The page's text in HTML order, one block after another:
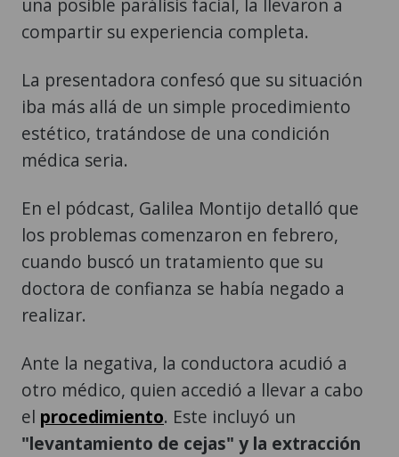
una posible parálisis facial, la llevaron a
compartir su experiencia completa.
La presentadora confesó que su situación
iba más allá de un simple procedimiento
estético, tratándose de una condición
médica seria.
En el pódcast, Galilea Montijo detalló que
los problemas comenzaron en febrero,
cuando buscó un tratamiento que su
doctora de confianza se había negado a
realizar.
Ante la negativa, la conductora acudió a
otro médico, quien accedió a llevar a cabo
el procedimiento. Este incluyó un
"levantamiento de cejas" y la extracción